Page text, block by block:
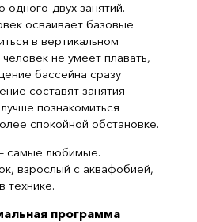
одного-двух занятий.
осваивает базовые
в вертикальном
не умеет плавать,
бассейна сразу
составят занятия
познакомиться
спокойной обстановке.
самые любимые.
взрослый с аквафобией,
технике.
программа